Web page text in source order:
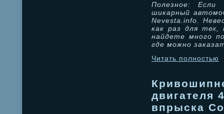
Полезное:
шикарный
Nevesta.info.
как раз для
найдете много
где можно
Читать полностью
двигателя
впрыска